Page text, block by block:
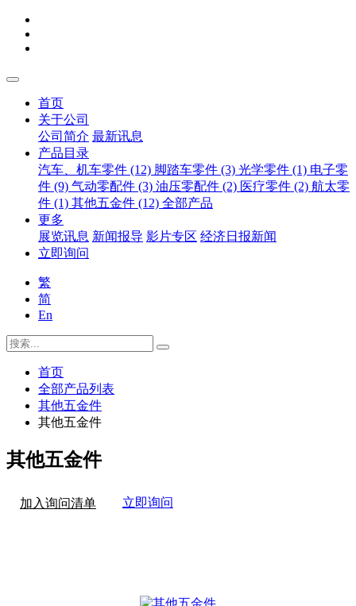
首页
关于公司
公司简介 最新讯息
产品目录
汽车、机车零件 (12) 脚踏车零件 (3) 光学零件 (1) 电子零
件 (9) 气动零配件 (3) 油压零配件 (2) 医疗零件 (2) 航太零
件 (1) 其他五金件 (12) 全部产品
更多
展览讯息 新闻报导 影片专区 经济日报新闻
立即询问
繁
简
En
首页
全部产品列表
其他五金件
其他五金件
其他五金件
加入询问清单 立即询问